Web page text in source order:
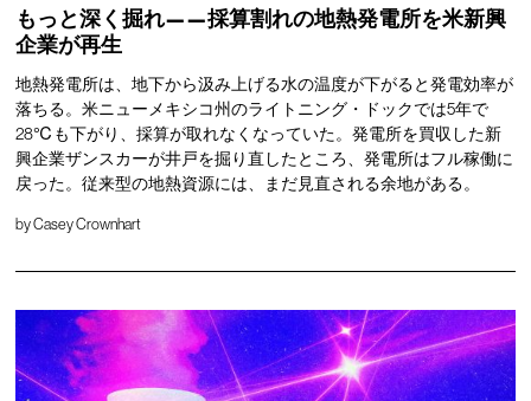
もっと深く掘れ——採算割れの地熱発電所を米新興
企業が再生
地熱発電所は、地下から汲み上げる水の温度が下がると発電効率が
落ちる。米ニューメキシコ州のライトニング・ドックでは5年で
28℃も下がり、採算が取れなくなっていた。発電所を買収した新
興企業ザンスカーが井戸を掘り直したところ、発電所はフル稼働に
戻った。従来型の地熱資源には、まだ見直される余地がある。
byCasey Crownhart